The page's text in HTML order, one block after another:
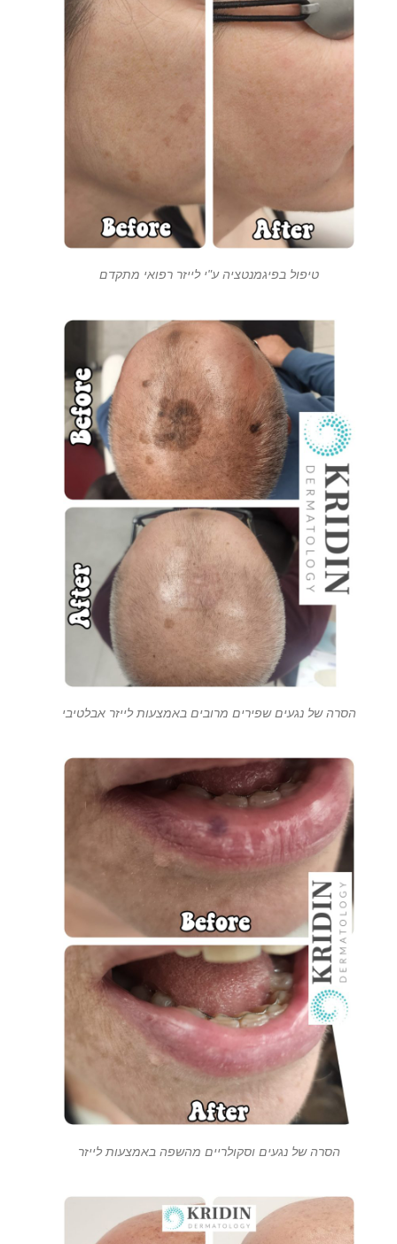
טיפול בפיגמנטציה ע"י לייזר רפואי מתקדם
הסרה של נגעים שפירים מרובים באמצעות לייזר אבלטיבי
הסרה של נגעים וסקולריים מהשפה באמצעות לייזר